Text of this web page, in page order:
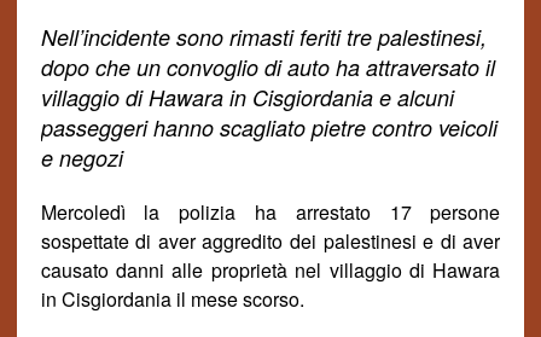
Nell’incidente sono rimasti feriti tre palestinesi,
dopo che un convoglio di auto ha attraversato il
villaggio di Hawara in Cisgiordania e alcuni
passeggeri hanno scagliato pietre contro veicoli
e negozi
Mercoledì la polizia ha arrestato 17 persone
sospettate di aver aggredito dei palestinesi e di aver
causato danni alle proprietà nel villaggio di Hawara
in Cisgiordania il mese scorso.